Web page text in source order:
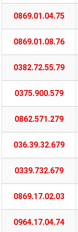
0869.01.04.75
0869.01.08.76
0382.72.55.79
0375.900.579
0862.571.279
036.39.32.679
0339.732.679
0869.17.02.03
0964.17.04.74